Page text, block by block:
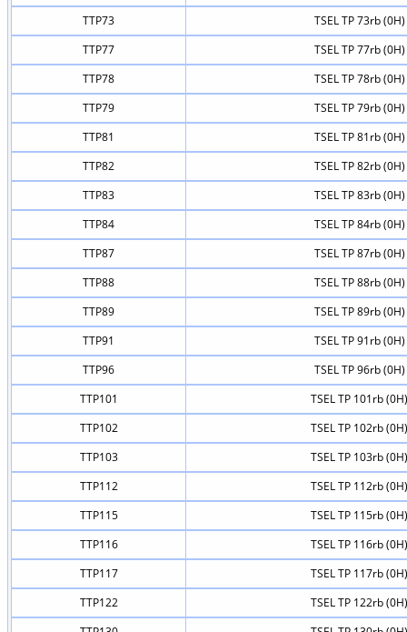
TTP73
TSEL TP 73rb (0H)
TTP77
TSEL TP 77rb (0H)
TTP78
TSEL TP 78rb (0H)
TTP79
TSEL TP 79rb (0H)
TTP81
TSEL TP 81rb (0H)
TTP82
TSEL TP 82rb (0H)
TTP83
TSEL TP 83rb (0H)
TTP84
TSEL TP 84rb (0H)
TTP87
TSEL TP 87rb (0H)
TTP88
TSEL TP 88rb (0H)
TTP89
TSEL TP 89rb (0H)
TTP91
TSEL TP 91rb (0H)
TTP96
TSEL TP 96rb (0H)
TTP101
TSEL TP 101rb (0H)
TTP102
TSEL TP 102rb (0H)
TTP103
TSEL TP 103rb (0H)
TTP112
TSEL TP 112rb (0H)
TTP115
TSEL TP 115rb (0H)
TTP116
TSEL TP 116rb (0H)
TTP117
TSEL TP 117rb (0H)
TTP122
TSEL TP 122rb (0H)